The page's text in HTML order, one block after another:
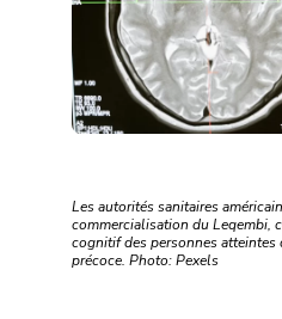
Les autorités sanitaires
commercialisation du Leqembi,
cognitif des personnes atteintes
précoce. Photo: Pexels